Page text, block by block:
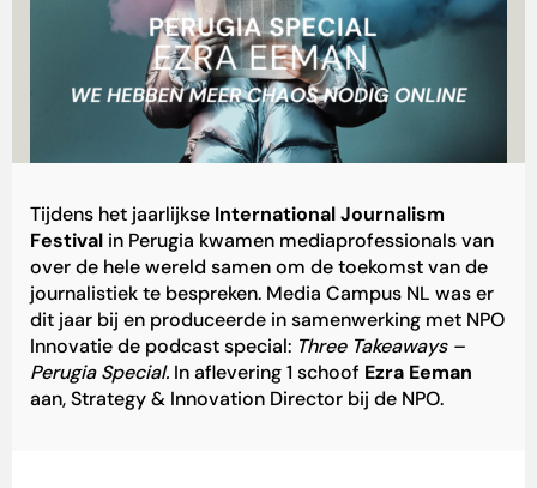
Tijdens het jaarlijkse International Journalism
Festival in Perugia kwamen mediaprofessionals van
over de hele wereld samen om de toekomst van de
journalistiek te bespreken. Media Campus NL was er
dit jaar bij en produceerde in samenwerking met NPO
Innovatie de podcast special: Three Takeaways –
Perugia Special. In aflevering 1 schoof Ezra Eeman
aan, Strategy & Innovation Director bij de NPO.